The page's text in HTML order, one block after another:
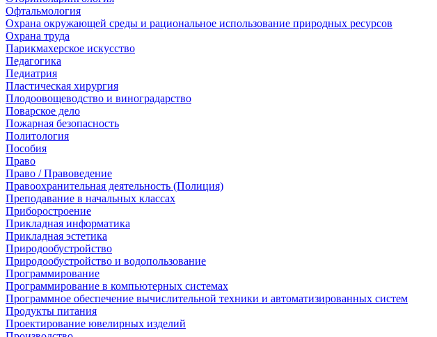
Офтальмология
Охрана окружающей среды и рациональное использование природных ресурсов
Охрана труда
Парикмахерское искусство
Педагогика
Педиатрия
Пластическая хирургия
Плодоовощеводство и виноградарство
Поварское дело
Пожарная безопасность
Политология
Пособия
Право
Право / Правоведение
Правоохранительная деятельность (Полиция)
Преподавание в начальных классах
Приборостроение
Прикладная информатика
Прикладная эстетика
Природообустройство
Природообустройство и водопользование
Программирование
Программирование в компьютерных системах
Программное обеспечение вычислительной техники и автоматизированных систем
Продукты питания
Проектирование ювелирных изделий